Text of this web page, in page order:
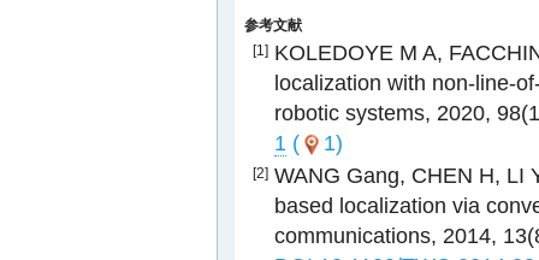
参考文献
[1] KOLEDOYE M A,
localization with non-line-
robotic systems, 2020,
1 ( 1)
[2] WANG Gang, CHEN H, LI
based localization via
communications, 2014,